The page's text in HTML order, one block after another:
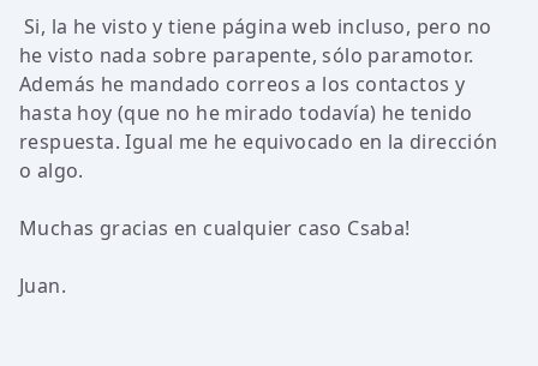
Si, la he visto y tiene página web incluso, pero no
he visto nada sobre parapente, sólo paramotor.
Además he mandado correos a los contactos y
hasta hoy (que no he mirado todavía) he tenido
respuesta. Igual me he equivocado en la dirección
o algo.
Muchas gracias en cualquier caso Csaba!
Juan.